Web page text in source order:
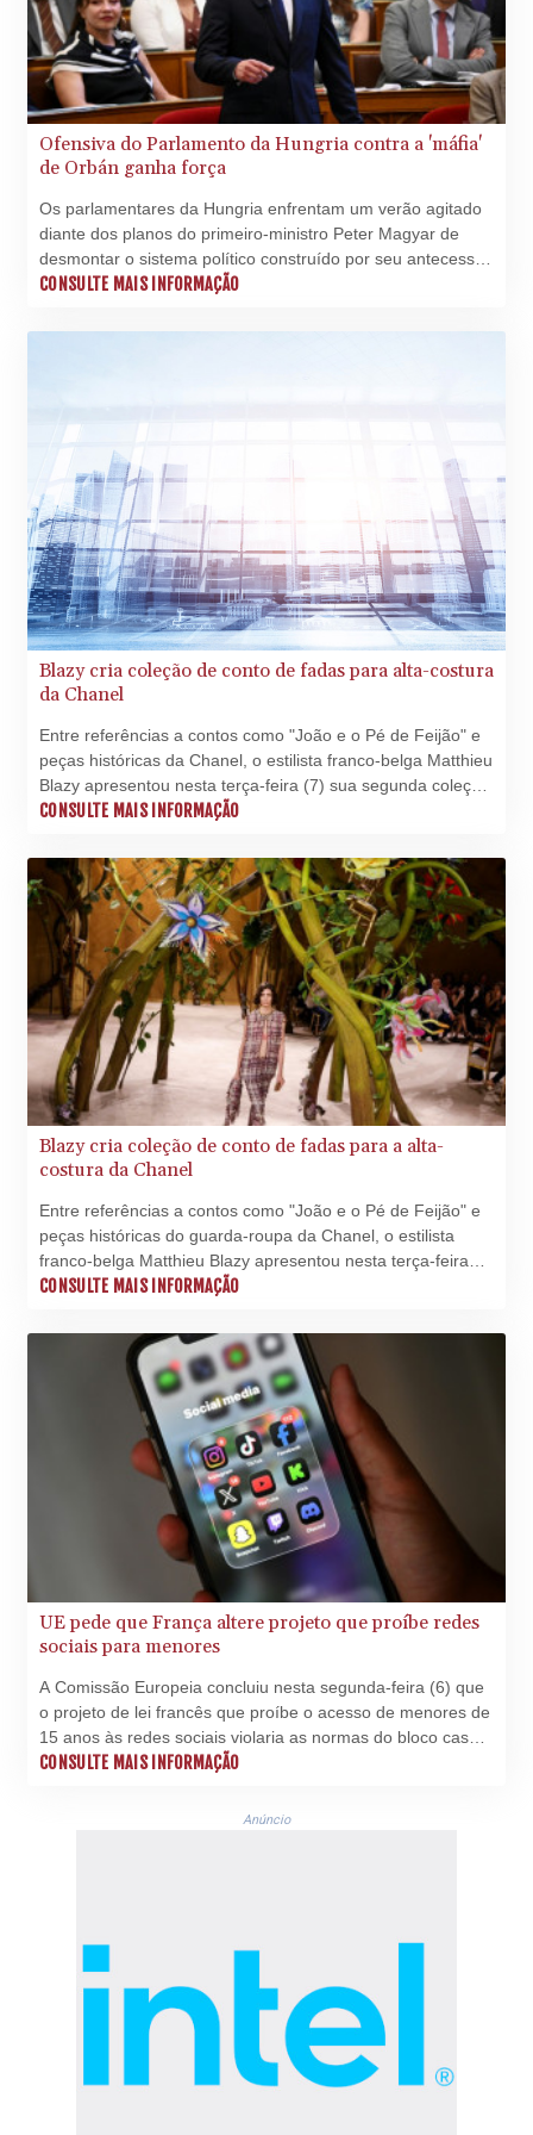
Ofensiva do Parlamento da Hungria contra a 'máfia'
de Orbán ganha força
Os parlamentares da Hungria enfrentam um verão agitado
diante dos planos do primeiro-ministro Peter Magyar de
desmontar o sistema político construído por seu antecessor,
Viktor Orbán, ao longo de 16 anos de hegemonia.
CONSULTE MAIS INFORMAÇÃO
Blazy cria coleção de conto de fadas para alta-costura
da Chanel
Entre referências a contos como "João e o Pé de Feijão" e
peças históricas da Chanel, o estilista franco-belga Matthieu
Blazy apresentou nesta terça-feira (7) sua segunda coleção
de alta-costura para a marca francesa.
CONSULTE MAIS INFORMAÇÃO
Blazy cria coleção de conto de fadas para a alta-
costura da Chanel
Entre referências a contos como "João e o Pé de Feijão" e
peças históricas do guarda-roupa da Chanel, o estilista
franco-belga Matthieu Blazy apresentou nesta terça-feira
(7) sua segunda coleção de alta-costura para a marca
CONSULTE MAIS INFORMAÇÃO
UE pede que França altere projeto que proíbe redes
sociais para menores
A Comissão Europeia concluiu nesta segunda-feira (6) que
o projeto de lei francês que proíbe o acesso de menores de
15 anos às redes sociais violaria as normas do bloco caso
seja aprovado em sua forma atual.
CONSULTE MAIS INFORMAÇÃO
Anúncio